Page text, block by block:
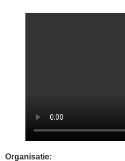
Organisatie: